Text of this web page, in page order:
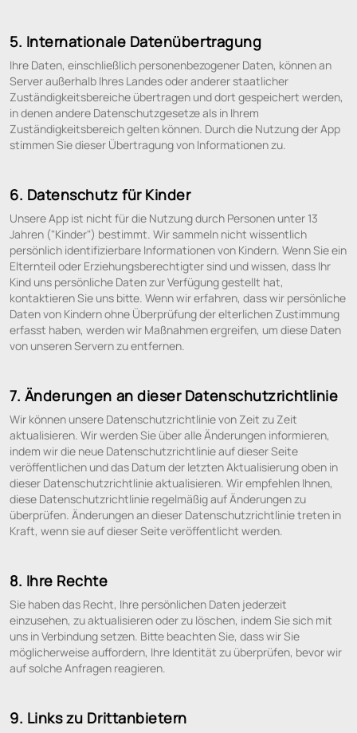
5. Internationale Datenübertragung
Ihre Daten, einschließlich personenbezogener Daten, können an
Server außerhalb Ihres Landes oder anderer staatlicher
Zuständigkeitsbereiche übertragen und dort gespeichert werden,
in denen andere Datenschutzgesetze als in Ihrem
Zuständigkeitsbereich gelten können. Durch die Nutzung der App
stimmen Sie dieser Übertragung von Informationen zu.
6. Datenschutz für Kinder
Unsere App ist nicht für die Nutzung durch Personen unter 13
Jahren ("Kinder") bestimmt. Wir sammeln nicht wissentlich
persönlich identifizierbare Informationen von Kindern. Wenn Sie ein
Elternteil oder Erziehungsberechtigter sind und wissen, dass Ihr
Kind uns persönliche Daten zur Verfügung gestellt hat,
kontaktieren Sie uns bitte. Wenn wir erfahren, dass wir persönliche
Daten von Kindern ohne Überprüfung der elterlichen Zustimmung
erfasst haben, werden wir Maßnahmen ergreifen, um diese Daten
von unseren Servern zu entfernen.
7. Änderungen an dieser Datenschutzrichtlinie
Wir können unsere Datenschutzrichtlinie von Zeit zu Zeit
aktualisieren. Wir werden Sie über alle Änderungen informieren,
indem wir die neue Datenschutzrichtlinie auf dieser Seite
veröffentlichen und das Datum der letzten Aktualisierung oben in
dieser Datenschutzrichtlinie aktualisieren. Wir empfehlen Ihnen,
diese Datenschutzrichtlinie regelmäßig auf Änderungen zu
überprüfen. Änderungen an dieser Datenschutzrichtlinie treten in
Kraft, wenn sie auf dieser Seite veröffentlicht werden.
8. Ihre Rechte
Sie haben das Recht, Ihre persönlichen Daten jederzeit
einzusehen, zu aktualisieren oder zu löschen, indem Sie sich mit
uns in Verbindung setzen. Bitte beachten Sie, dass wir Sie
möglicherweise auffordern, Ihre Identität zu überprüfen, bevor wir
auf solche Anfragen reagieren.
9. Links zu Drittanbietern